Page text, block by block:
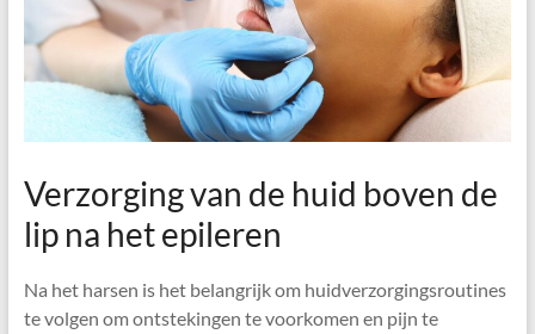
Verzorging van de huid boven de
lip na het epileren
Na het harsen is het belangrijk om huidverzorgingsroutines
te volgen om ontstekingen te voorkomen en pijn te